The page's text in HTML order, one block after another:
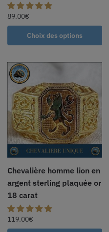
89.00€
Choix des options
Chevalière homme lion en
argent sterling plaquée or
18 carat
119.00€